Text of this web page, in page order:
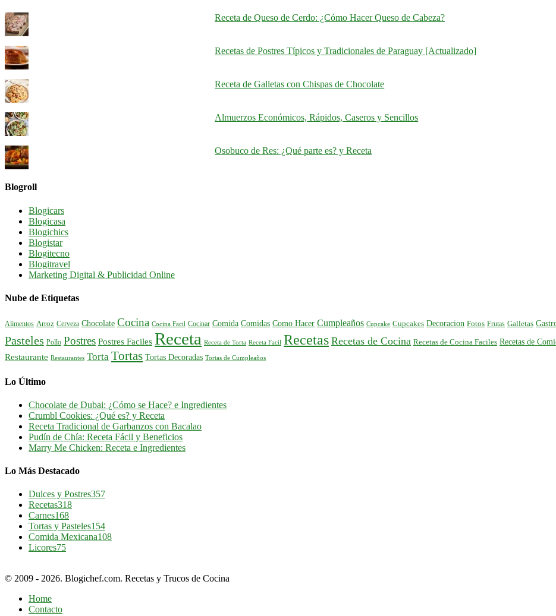
Receta de Queso de Cerdo: ¿Cómo Hacer Queso de Cabeza?
Recetas de Postres Típicos y Tradicionales de Paraguay [Actualizado]
Receta de Galletas con Chispas de Chocolate
Almuerzos Económicos, Rápidos, Caseros y Sencillos
Osobuco de Res: ¿Qué parte es? y Receta
Blogroll
Blogicars
Blogicasa
Blogichics
Blogistar
Blogitecno
Blogitravel
Marketing Digital & Publicidad Online
Nube de Etiquetas
Alimentos Arroz Cerveza Chocolate Cocina Cocina Facil Cocinar Comida Comidas Como Hacer Cumpleaños Cupcake Cupcakes Decoracion Fotos Frutas Galletas
Pasteles Pollo Postres Postres Faciles Receta Receta de Torta Receta Facil Recetas Recetas de Cocina Recetas de Cocina Faciles Recetas de
Restaurante Restaurantes Torta Tortas Tortas Decoradas Tortas de Cumpleaños
Lo Último
Chocolate de Dubai: ¿Cómo se Hace? e Ingredientes
Crumbl Cookies: ¿Qué es? y Receta
Receta Tradicional de Garbanzos con Bacalao
Pudín de Chía: Receta Fácil y Beneficios
Marry Me Chicken: Receta e Ingredientes
Lo Más Destacado
Dulces y Postres357
Recetas318
Carnes168
Tortas y Pasteles154
Comida Mexicana108
Licores75
© 2009 - 2026. Blogichef.com. Recetas y Trucos de Cocina
Home
Contacto